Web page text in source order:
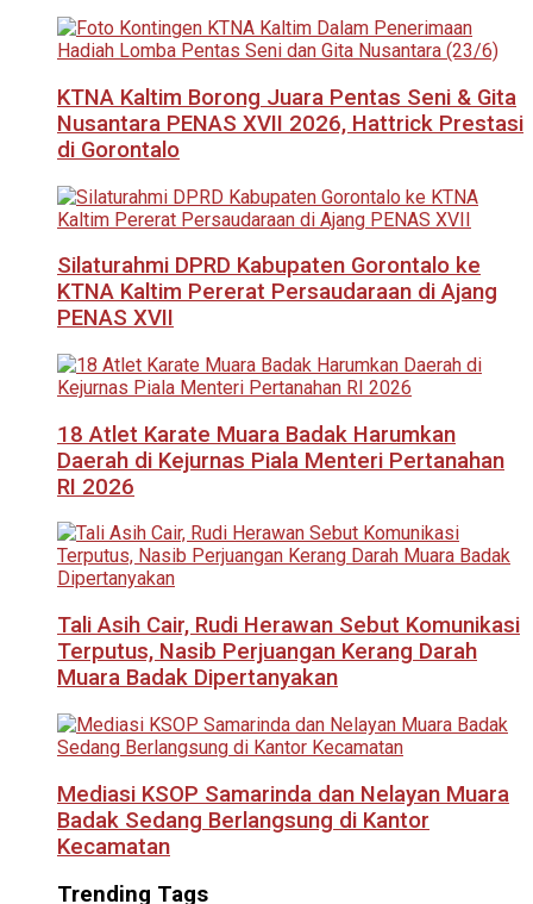
KTNA Kaltim Borong Juara Pentas Seni & Gita
Nusantara PENAS XVII 2026, Hattrick Prestasi
di Gorontalo
Silaturahmi DPRD Kabupaten Gorontalo ke
KTNA Kaltim Pererat Persaudaraan di Ajang
PENAS XVII
18 Atlet Karate Muara Badak Harumkan
Daerah di Kejurnas Piala Menteri Pertanahan
RI 2026
Tali Asih Cair, Rudi Herawan Sebut Komunikasi
Terputus, Nasib Perjuangan Kerang Darah
Muara Badak Dipertanyakan
Mediasi KSOP Samarinda dan Nelayan Muara
Badak Sedang Berlangsung di Kantor
Kecamatan
Trending Tags